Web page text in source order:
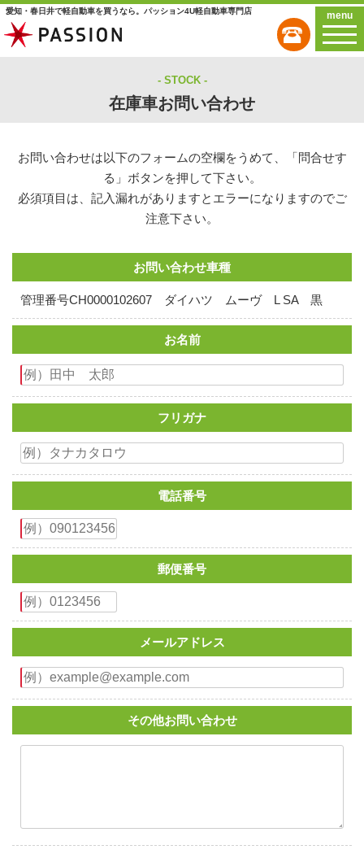
愛知・春日井で軽自動車を買うなら。パッション4U軽自動車専門店 menu
STOCK
在庫車お問い合わせ
お問い合わせは以下のフォームの空欄をうめて、「問合せす
る」ボタンを押して下さい。
必須項目は、記入漏れがありますとエラーになりますのでご
注意下さい。
お問い合わせ車種
管理番号CH0000102607 ダイハツ ムーヴ L SA 黒
お名前
フリガナ
電話番号
郵便番号
メールアドレス
その他お問い合わせ